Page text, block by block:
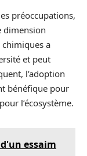
préoccupations,
dimension
chimiques a
et peut
l’adoption
bénéfique pour
l’écosystème.
essaim